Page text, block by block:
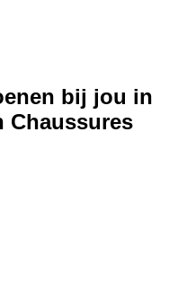
bij jou in
Chaussures